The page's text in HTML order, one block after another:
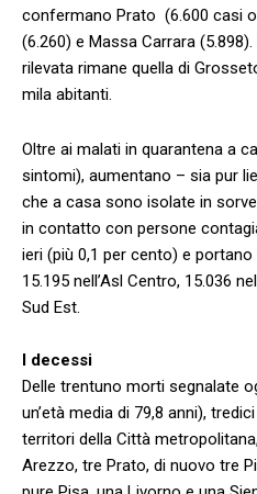
confermano Prato (6.600 casi
(6.260) e Massa Carrara
rilevata rimane quella di
mila abitanti.
Oltre ai malati in quarantena a
sintomi), aumentano – sia pur
che a casa sono isolate in
in contatto con persone
ieri (più 0,1 per cento) e portano
15.195 nell’Asl Centro, 15.036
Sud Est.
I decessi
Delle trentuno morti segnalate
un’età media di 79,8 anni),
territori della Città
Arezzo, tre Prato, di nuovo tre